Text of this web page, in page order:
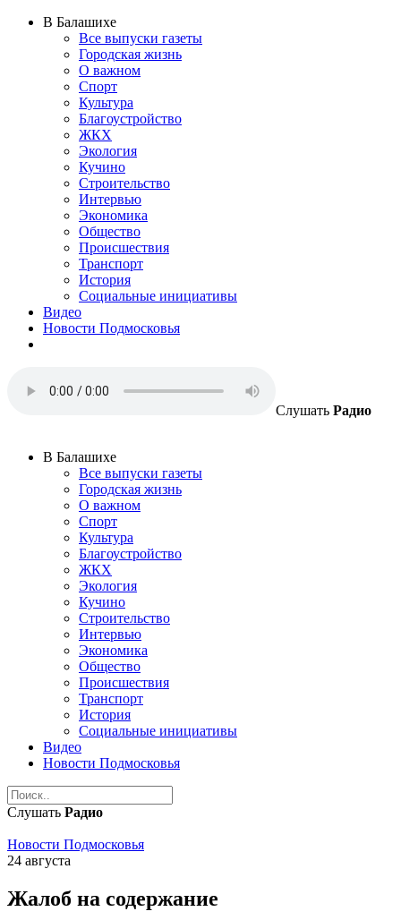
В Балашихе
Все выпуски газеты
Городская жизнь
О важном
Спорт
Культура
Благоустройство
ЖКХ
Экология
Кучино
Строительство
Интервью
Экономика
Общество
Происшествия
Транспорт
История
Социальные инициативы
Видео
Новости Подмосковья
Слушать Радио
В Балашихе
Все выпуски газеты
Городская жизнь
О важном
Спорт
Культура
Благоустройство
ЖКХ
Экология
Кучино
Строительство
Интервью
Экономика
Общество
Происшествия
Транспорт
История
Социальные инициативы
Видео
Новости Подмосковья
Слушать Радио
Новости Подмосковья
24 августа
Жалоб на содержание